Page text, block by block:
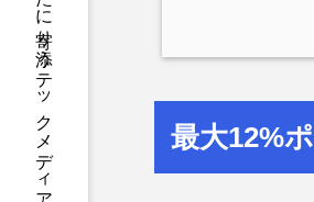
あなたに寄り添う テックメディア 最大12%